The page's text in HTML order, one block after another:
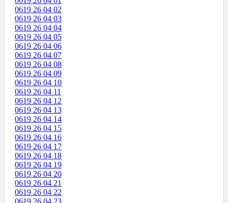
0619 26 04 02
0619 26 04 03
0619 26 04 04
0619 26 04 05
0619 26 04 06
0619 26 04 07
0619 26 04 08
0619 26 04 09
0619 26 04 10
0619 26 04 11
0619 26 04 12
0619 26 04 13
0619 26 04 14
0619 26 04 15
0619 26 04 16
0619 26 04 17
0619 26 04 18
0619 26 04 19
0619 26 04 20
0619 26 04 21
0619 26 04 22
0619 26 04 23